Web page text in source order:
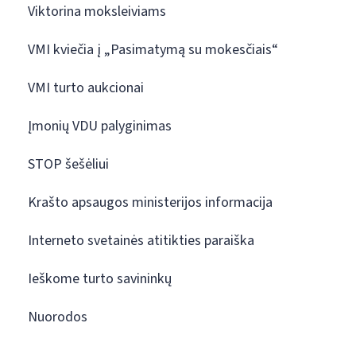
Viktorina moksleiviams
VMI kviečia į „Pasimatymą su mokesčiais“
VMI turto aukcionai
Įmonių VDU palyginimas
STOP šešėliui
Krašto apsaugos ministerijos informacija
Interneto svetainės atitikties paraiška
Ieškome turto savininkų
Nuorodos